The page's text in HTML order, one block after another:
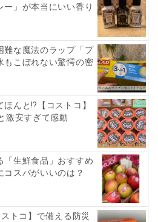
ー」が本当にいい香り
難な魔法のラップ「プ
もこぼれない驚愕の密
ほんと⁉【コストコ】
激安すぎて感動
「生鮮食品」おすすめ
コスパがいいのは？
トコ】で備える防災